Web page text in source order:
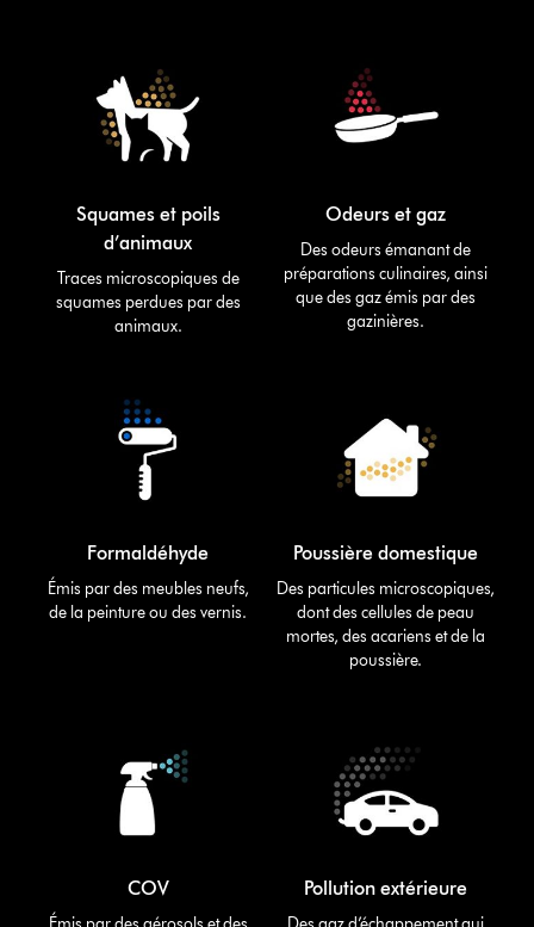
Squames et poils
d’animaux
Traces microscopiques de
squames perdues par des
animaux.
Odeurs et gaz
Des odeurs émanant de
préparations culinaires, ainsi
que des gaz émis par des
gazinières.
Formaldéhyde
Émis par des meubles neufs,
de la peinture ou des vernis.
Poussière domestique
Des particules microscopiques,
dont des cellules de peau
mortes, des acariens et de la
poussière.
COV Pollution extérieure